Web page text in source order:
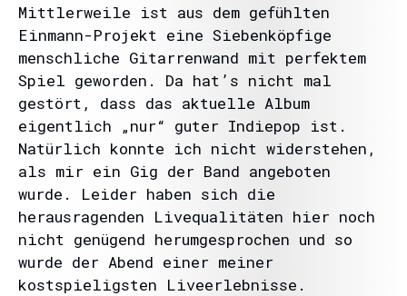
Mittlerweile ist aus dem gefühlten
Einmann-Projekt eine Siebenköpfige
menschliche Gitarrenwand mit perfektem
Spiel geworden. Da hat’s nicht mal
gestört, dass das aktuelle Album
eigentlich „nur“ guter Indiepop ist.
Natürlich konnte ich nicht widerstehen,
als mir ein Gig der Band angeboten
wurde. Leider haben sich die
herausragenden Livequalitäten hier noch
nicht genügend herumgesprochen und so
wurde der Abend einer meiner
kostspieligsten Liveerlebnisse.